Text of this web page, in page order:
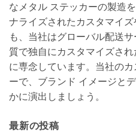
なメタル ステッカーの製造
ナライズされたカスタマイ
も、当社はグローバル配送
質で独自にカスタマイズさ
に専念しています。当社の
ーで、ブランド イメージと
かに演出しましょう。
最新の投稿